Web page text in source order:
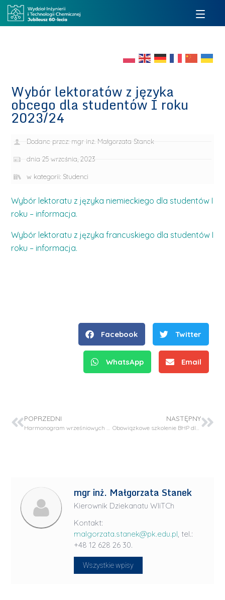
Wybór lektoratów z języka
obcego dla studentów I roku
2023/24
Dodane przez: mgr inż. Małgorzata Stanek
dnia 25 września, 2023
w kategorii: Studenci
Wybór lektoratu z języka niemieckiego dla studentów I
roku – informacja.
Wybór lektoratu z języka francuskiego dla studentów I
roku – informacja.
Facebook Twitter
WhatsApp Email
POPRZEDNI
Harmonogram wrześniowych egzaminów dyplomowych
NASTĘPNY
Obowiązkowe szkolenie BHP dla studentów I roku studiów
mgr inż. Małgorzata Stanek
Kierownik Dziekanatu WIiTCh
Kontakt:
malgorzata.stanek@pk.edu.pl, tel.:
+48 12 628 26 30.
Wszystkie wpisy